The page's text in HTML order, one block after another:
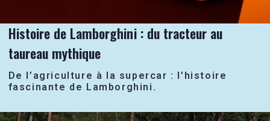
Histoire de Lamborghini : du tracteur au
taureau mythique
De l’agriculture à la supercar : l’histoire
fascinante de Lamborghini.